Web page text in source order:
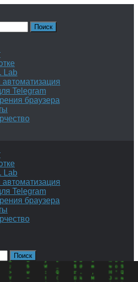
Lab
Telegram
браузера
Lab
Telegram
браузера